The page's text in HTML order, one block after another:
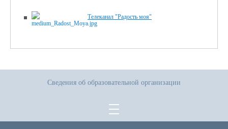
Телеканал "Радость моя"
Сведения об образовательной организации